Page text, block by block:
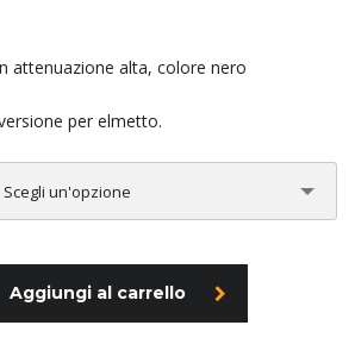
attenuazione alta, colore nero
per elmetto.
Scegli un'opzione
Aggiungi al carrello